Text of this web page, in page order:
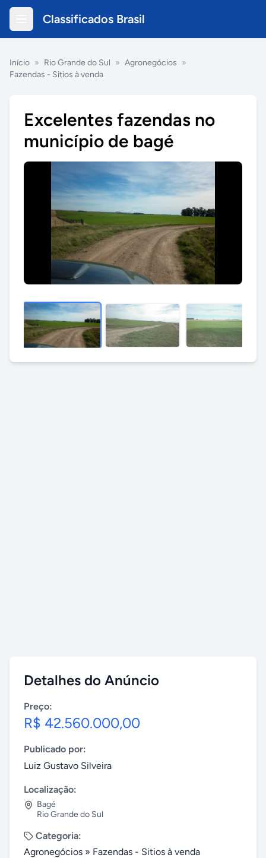
Classificados Brasil
Início » Rio Grande do Sul » Agronegócios »
Fazendas - Sitios à venda
Excelentes fazendas no
município de bagé
Detalhes do Anúncio
Preço:
R$ 42.560.000,00
Publicado por:
Luiz Gustavo Silveira
Localização:
Bagé
Rio Grande do Sul
Categoria:
Agronegócios » Fazendas - Sitios à venda